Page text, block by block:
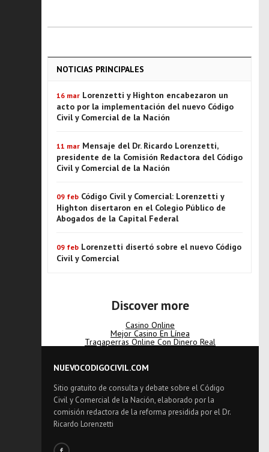
NOTICIAS PRINCIPALES
16 mar Lorenzetti y Highton encabezaron un
acto por la implementación del nuevo Código
Civil y Comercial de la Nación
11 mar Mensaje del Dr. Ricardo Lorenzetti,
presidente de la Comisión Redactora del Código
Civil y Comercial de la Nación
09 feb Código Civil y Comercial: Lorenzetti y
Highton disertaron en el Colegio Público de
Abogados de la Capital Federal
09 feb Lorenzetti disertó sobre el nuevo Código
Civil y Comercial
Discover more
Casino Online
Mejor Casino En Línea
Tragaperras Online Con Dinero Real
NUEVOCODIGOCIVIL.COM
Sitio gratuito de consulta y debate sobre el Código
Civil y Comercial de la Nación, elaborado por la
comisión redactora de la reforma presidida por el Dr.
Ricardo Lorenzetti